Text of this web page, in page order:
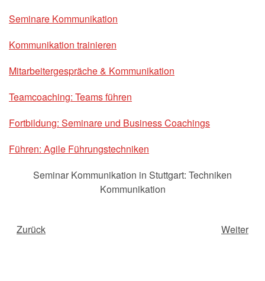
Seminare Kommunikation
Kommunikation trainieren
Mitarbeitergespräche & Kommunikation
Teamcoaching: Teams führen
Fortbildung: Seminare und Business Coachings
Führen: Agile Führungstechniken
Seminar Kommunikation in Stuttgart: Techniken
Kommunikation
Zurück Weiter